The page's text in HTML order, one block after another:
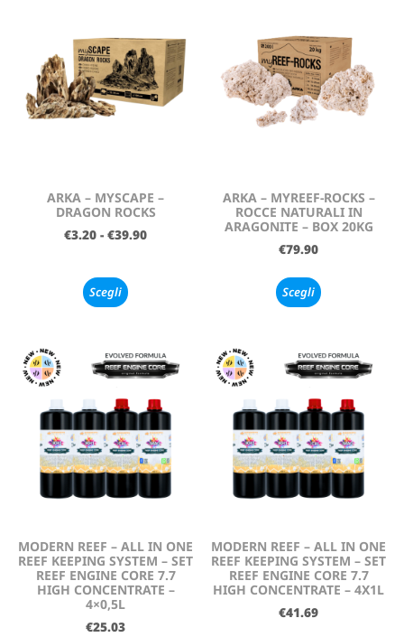
ARKA – MYSCAPE –
DRAGON ROCKS
€3.20 - €39.90
Scegli
ARKA – MYREEF-ROCKS –
ROCCE NATURALI IN
ARAGONITE – BOX 20KG
€79.90
Scegli
MODERN REEF – ALL IN ONE
REEF KEEPING SYSTEM – SET
REEF ENGINE CORE 7.7
HIGH CONCENTRATE –
4×0,5L
€25.03
MODERN REEF – ALL IN ONE
REEF KEEPING SYSTEM – SET
REEF ENGINE CORE 7.7
HIGH CONCENTRATE – 4X1L
€41.69